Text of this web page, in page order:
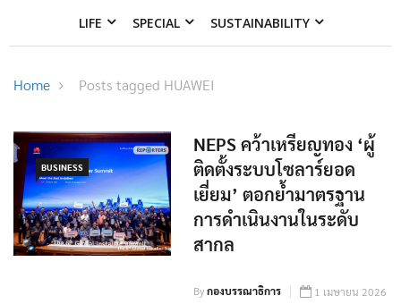
LIFE SPECIAL SUSTAINABILITY
Home Posts tagged HUAWEI
BUSINESS
NEPS คว้าเหรียญทอง ‘ผู้
ติดตั้งระบบโซลาร์ยอด
เยี่ยม’ ตอกย้ำมาตรฐาน
การดำเนินงานในระดับ
สากล
Byกองบรรณาธิการ 1 เมษายน 2026